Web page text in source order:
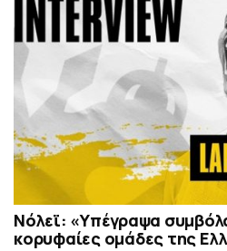
Νόλεϊ: «Υπέγραψα
κορυφαίες ομάδες της